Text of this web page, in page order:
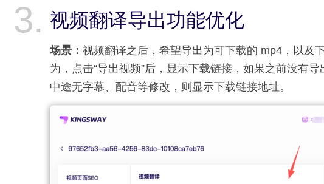
视频翻译导出功能优化
场景： 视频翻译之后，希望导出为可下载的 mp4，以及
为，点击“导出视频”后，显示下载链接，如果之前没有
中途无字幕、配音等修改，则显示下载链接地址。